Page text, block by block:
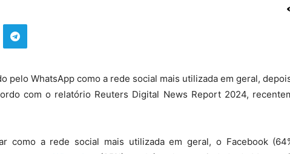
pelo WhatsApp como a rede social mais utilizada em geral,
com o relatório Reuters Digital News Report 2024,
como a rede social mais utilizada em geral, o Facebook